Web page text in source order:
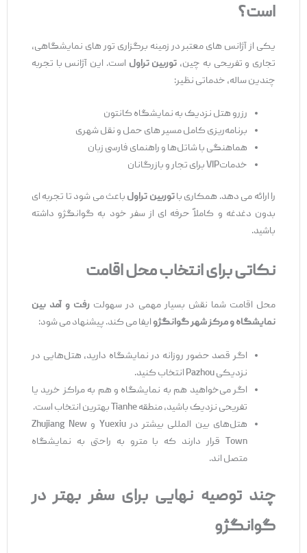
است؟
یکی از آژانس ‌های معتبر در زمینه برگزاری تور های نمایشگاهی،
تجاری و تفریحی به چین،توربین تراولاست. این آژانس با تجربه
چندین ‌ساله، خدماتی نظیر:
رزرو هتل نزدیک به نمایشگاه کانتون
برنامه‌ریزی کامل مسیر های حمل ‌و نقل شهری
هماهنگی با شاتل‌ها و راهنمای فارسی ‌زبان
خدماتVIP برای تجار و بازرگانان
را ارائه می ‌دهد. همکاری با توربین تراولباعث می‌ شود تا تجربه ‌ای
بدون دغدغه و کاملاً حرفه ‌ای از سفر خود به گوانگژو داشته
باشید.
نکاتی برای انتخاب محل اقامت
محل اقامت شما نقش بسیار مهمی در سهولترفت ‌و آمد بین
نمایشگاه و مرکز شهر گوانگژوایفا می ‌کند. پیشنهاد می ‌شود:
اگر قصد حضور روزانه در نمایشگاه دارید، هتل‌هایی در
نزدیکی Pazhou انتخاب کنید.
اگر می‌خواهید هم به نمایشگاه و هم به مراکز خرید یا
تفریحی نزدیک باشید، منطقه Tianhe بهترین انتخاب است.
هتل‌های بین ‌المللی بیشتر در Yuexiu و Zhujiang New
Town قرار دارند که با مترو به ‌راحتی به نمایشگاه
متصل ‌اند.
چند توصیه نهایی برای سفر بهتر در
گوانگژو